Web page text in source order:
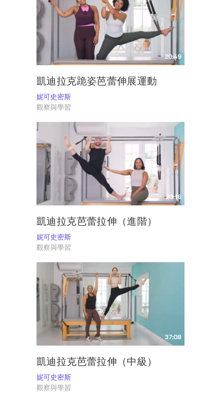
20:49
凱迪拉克跪姿芭蕾伸展運動
妮可史密斯
觀察與學習
20:16
凱迪拉克芭蕾拉伸（進階）
妮可史密斯
觀察與學習
37:08
凱迪拉克芭蕾拉伸（中級）
妮可史密斯
觀察與學習